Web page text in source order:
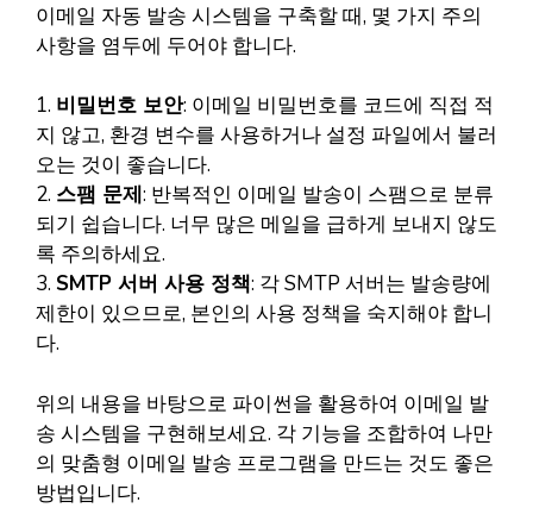
이메일 자동 발송 시스템을 구축할 때, 몇 가지 주의
사항을 염두에 두어야 합니다.
1. 비밀번호 보안: 이메일 비밀번호를 코드에 직접 적
지 않고, 환경 변수를 사용하거나 설정 파일에서 불러
오는 것이 좋습니다.
2. 스팸 문제: 반복적인 이메일 발송이 스팸으로 분류
되기 쉽습니다. 너무 많은 메일을 급하게 보내지 않도
록 주의하세요.
3. SMTP 서버 사용 정책: 각 SMTP 서버는 발송량에
제한이 있으므로, 본인의 사용 정책을 숙지해야 합니
다.
위의 내용을 바탕으로 파이썬을 활용하여 이메일 발
송 시스템을 구현해보세요. 각 기능을 조합하여 나만
의 맞춤형 이메일 발송 프로그램을 만드는 것도 좋은
방법입니다.